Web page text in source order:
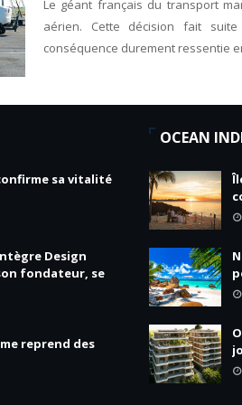
Le géant français du transport
aérien. Cette décision fait
conséquence durement ressentie
sa vitalité
Design
fondateur, se
reprend des
OCEAN